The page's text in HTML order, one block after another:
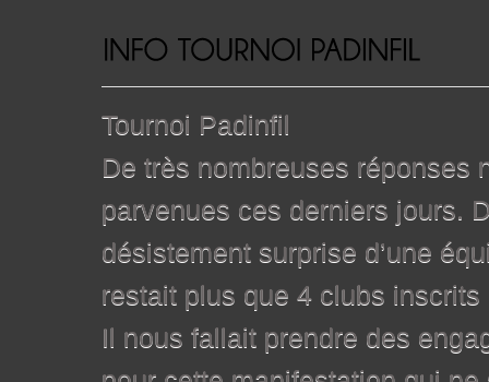
Tournoi Padinfil
De très nombreuses réponses
parvenues ces derniers jours.
désistement surprise d’une
restait plus que 4 clubs
Il nous fallait prendre des